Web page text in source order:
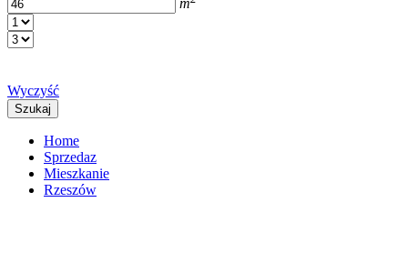
Wyczyść
Szukaj
Home
Sprzedaz
Mieszkanie
Rzeszów